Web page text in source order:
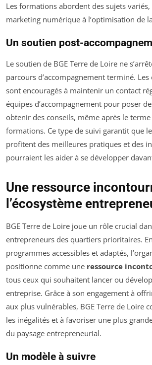
Les formations abordent des sujets
marketing numérique à l’optimisation de
Un soutien post-
Le soutien de BGE Terre de Loire ne
parcours d’accompagnement terminé.
sont encouragés à maintenir un contact
équipes d’accompagnement pour poser
obtenir des conseils, même après le
formations. Ce type de suivi garantit que
profitent des meilleures pratiques et des
pourraient les aider à se développer
Une ressource
l’écosystème
BGE Terre de Loire joue un rôle crucial
entrepreneurs des quartiers prioritaires.
programmes accessibles et adaptés,
positionne comme une ressource
tous ceux qui souhaitent lancer ou
entreprise. Grâce à son engagement à
aux plus vulnérables, BGE Terre de Loire
les inégalités et à favoriser une plus
du paysage entrepreneurial.
Un modèle à suivre